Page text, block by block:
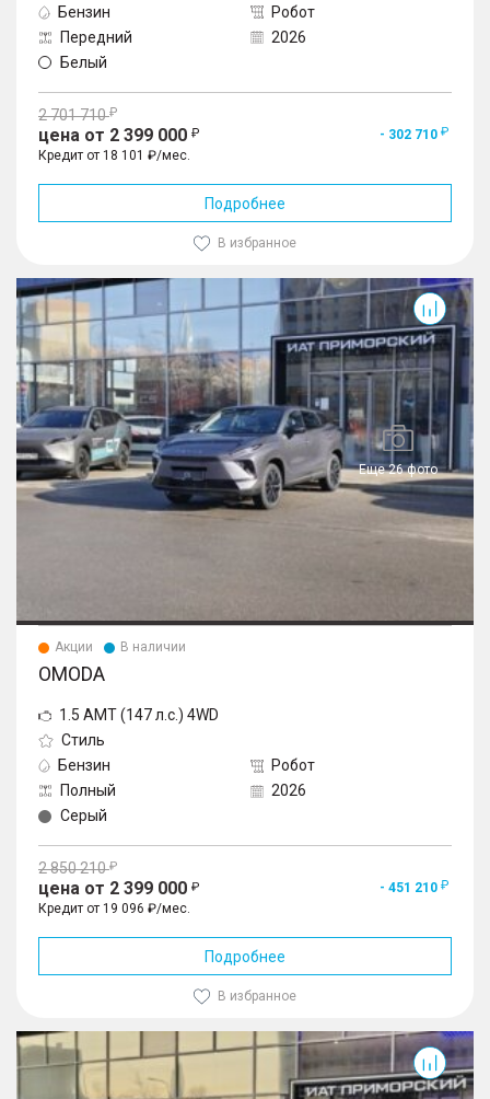
Бензин
Робот
Передний
2026
Белый
2 701 710
цена от 2 399 000
- 302 710
Кредит от 18 101 ₽/мес.
Подробнее
В избранное
Еще 26 фото
Акции В наличии
OMODA
1.5 AMT (147 л.с.) 4WD
Стиль
Бензин
Робот
Полный
2026
Серый
2 850 210
цена от 2 399 000
- 451 210
Кредит от 19 096 ₽/мес.
Подробнее
В избранное